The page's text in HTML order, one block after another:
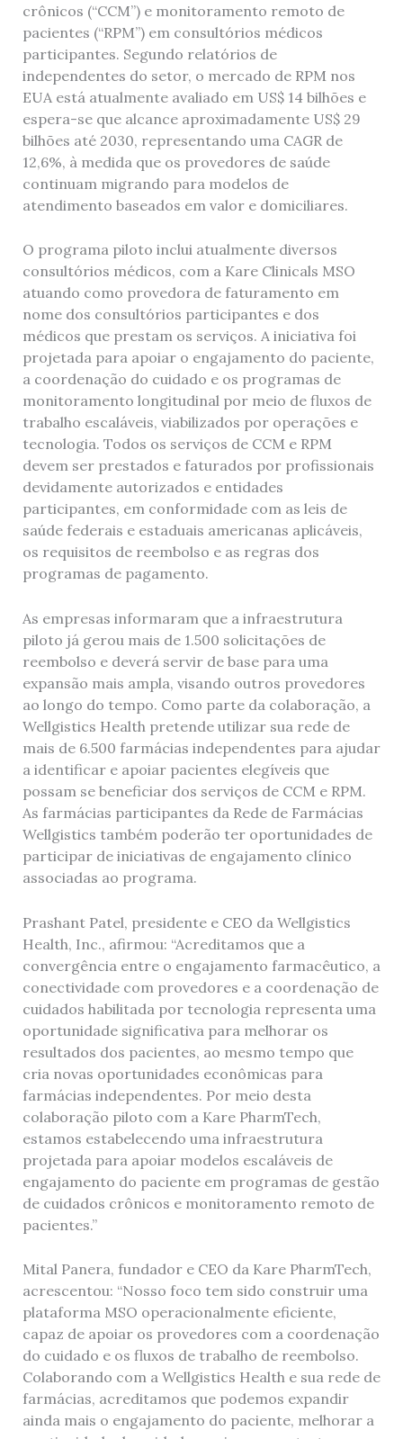
crônicos (“CCM”) e monitoramento remoto de
pacientes (“RPM”) em consultórios médicos
participantes. Segundo relatórios de
independentes do setor, o mercado de RPM nos
EUA está atualmente avaliado em US$ 14 bilhões e
espera-se que alcance aproximadamente US$ 29
bilhões até 2030, representando uma CAGR de
12,6%, à medida que os provedores de saúde
continuam migrando para modelos de
atendimento baseados em valor e domiciliares.
O programa piloto inclui atualmente diversos
consultórios médicos, com a Kare Clinicals MSO
atuando como provedora de faturamento em
nome dos consultórios participantes e dos
médicos que prestam os serviços. A iniciativa foi
projetada para apoiar o engajamento do paciente,
a coordenação do cuidado e os programas de
monitoramento longitudinal por meio de fluxos de
trabalho escaláveis, viabilizados por operações e
tecnologia. Todos os serviços de CCM e RPM
devem ser prestados e faturados por profissionais
devidamente autorizados e entidades
participantes, em conformidade com as leis de
saúde federais e estaduais americanas aplicáveis,
os requisitos de reembolso e as regras dos
programas de pagamento.
As empresas informaram que a infraestrutura
piloto já gerou mais de 1.500 solicitações de
reembolso e deverá servir de base para uma
expansão mais ampla, visando outros provedores
ao longo do tempo. Como parte da colaboração, a
Wellgistics Health pretende utilizar sua rede de
mais de 6.500 farmácias independentes para ajudar
a identificar e apoiar pacientes elegíveis que
possam se beneficiar dos serviços de CCM e RPM.
As farmácias participantes da Rede de Farmácias
Wellgistics também poderão ter oportunidades de
participar de iniciativas de engajamento clínico
associadas ao programa.
Prashant Patel, presidente e CEO da Wellgistics
Health, Inc., afirmou: “Acreditamos que a
convergência entre o engajamento farmacêutico, a
conectividade com provedores e a coordenação de
cuidados habilitada por tecnologia representa uma
oportunidade significativa para melhorar os
resultados dos pacientes, ao mesmo tempo que
cria novas oportunidades econômicas para
farmácias independentes. Por meio desta
colaboração piloto com a Kare PharmTech,
estamos estabelecendo uma infraestrutura
projetada para apoiar modelos escaláveis ​​de
engajamento do paciente em programas de gestão
de cuidados crônicos e monitoramento remoto de
pacientes.”
Mital Panera, fundador e CEO da Kare PharmTech,
acrescentou: “Nosso foco tem sido construir uma
plataforma MSO operacionalmente eficiente,
capaz de apoiar os provedores com a coordenação
do cuidado e os fluxos de trabalho de reembolso.
Colaborando com a Wellgistics Health e sua rede de
farmácias, acreditamos que podemos expandir
ainda mais o engajamento do paciente, melhorar a